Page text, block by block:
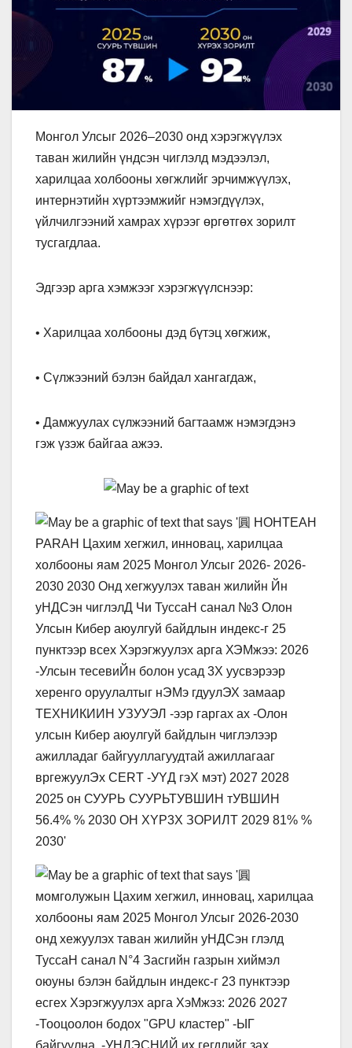
Монгол Улсыг 2026–2030 онд хэрэгжүүлэх
таван жилийн үндсэн чиглэлд мэдээлэл,
харилцаа холбооны хөгжлийг эрчимжүүлэх,
интернэтийн хүртээмжийг нэмэгдүүлэх,
үйлчилгээний хамрах хүрээг өргөтгөх зорилт
тусгагдлаа.
Эдгээр арга хэмжээг хэрэгжүүлснээр:
• Харилцаа холбооны дэд бүтэц хөгжиж,
• Сүлжээний бэлэн байдал хангагдаж,
• Дамжуулах сүлжээний багтаамж нэмэгдэнэ
гэж үзэж байгаа ажээ.